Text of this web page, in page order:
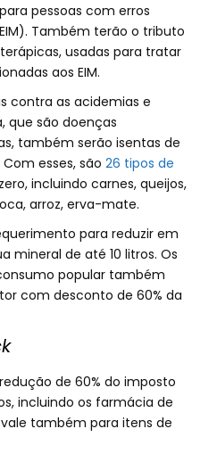
pessoas com erros
Também terão o tributo
usadas para tratar
aos EIM.
contra as acidemias e
que são doenças
também serão isentas de
esses, são 26 tipos de
incluindo carnes, queijos,
arroz, erva-mate.
para reduzir em
mineral de até 10 litros. Os
popular também
com desconto de 60% da
de 60% do imposto
incluindo os farmácia de
também para itens de